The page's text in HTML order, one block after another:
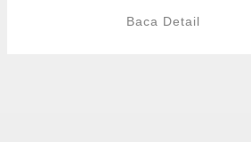
Baca Detail